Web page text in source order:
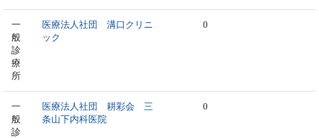
一
般
診
療
所
医療法人社団 溝口クリニ
ック
0
一
般
診
医療法人社団 耕彩会 三
条山下内科医院
0